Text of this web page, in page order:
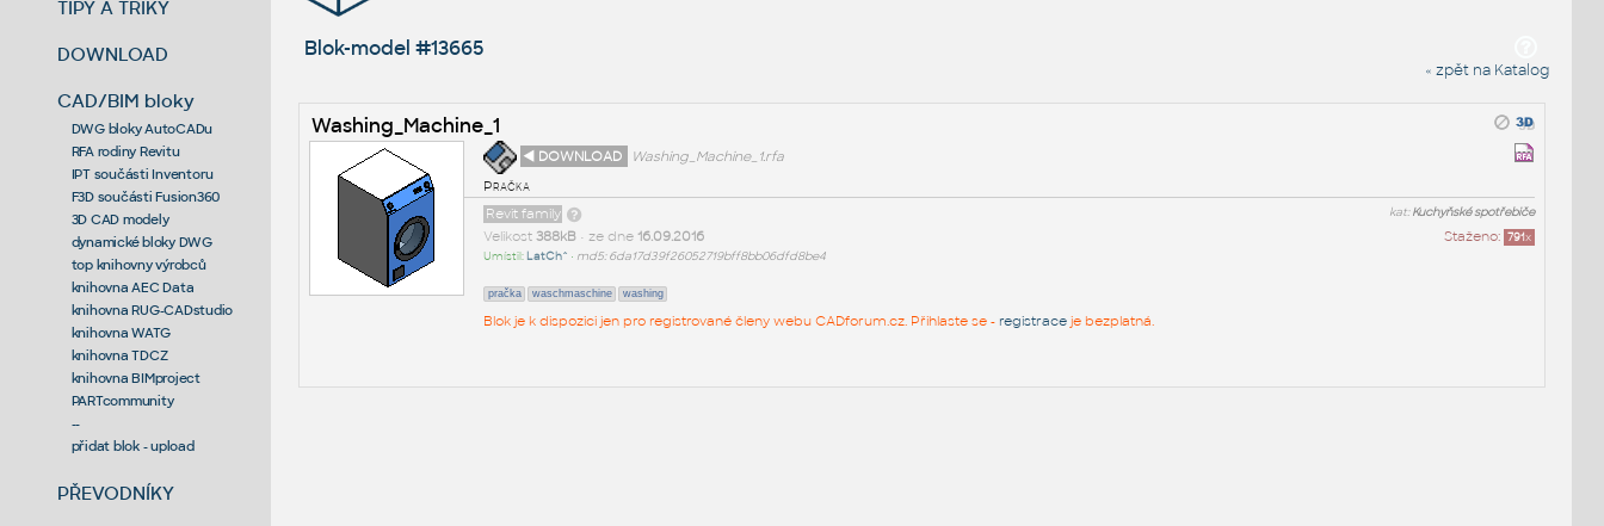
TIPY A TRIKY
DOWNLOAD
CAD/BIM bloky
DWG bloky AutoCADu
RFA rodiny Revitu
IPT součásti Inventoru
F3D součásti Fusion360
3D CAD modely
dynamické bloky DWG
top knihovny výrobců
knihovna AEC Data
knihovna RUG-CADstudio
knihovna WATG
knihovna TDCZ
knihovna BIMproject
PARTcommunity
--
přidat blok - upload
PŘEVODNÍKY
Blok-model #13665
« zpět na Katalog
Washing_Machine_1
◄ DOWNLOAD
Washing_Machine_1.rfa
Pračka
kat:Kuchyňské spotřebiče
Revit family
Staženo: 791x
Velikost 388kB• ze dne 16.09.2016
Umístil: LatCh^ • md5: 6da17d39f26052719bff8bb06dfd8be4
pračka waschmaschine washing
Blok je k dispozici jen pro registrované členy webu CADforum.cz. Přihlaste se - registraceje bezplatná.